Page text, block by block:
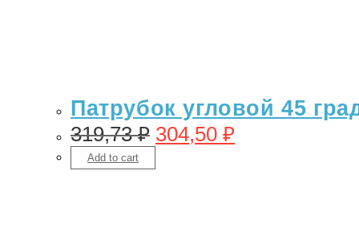
Патрубок угловой 45
319,73₽ 304,50 ₽
Add to cart